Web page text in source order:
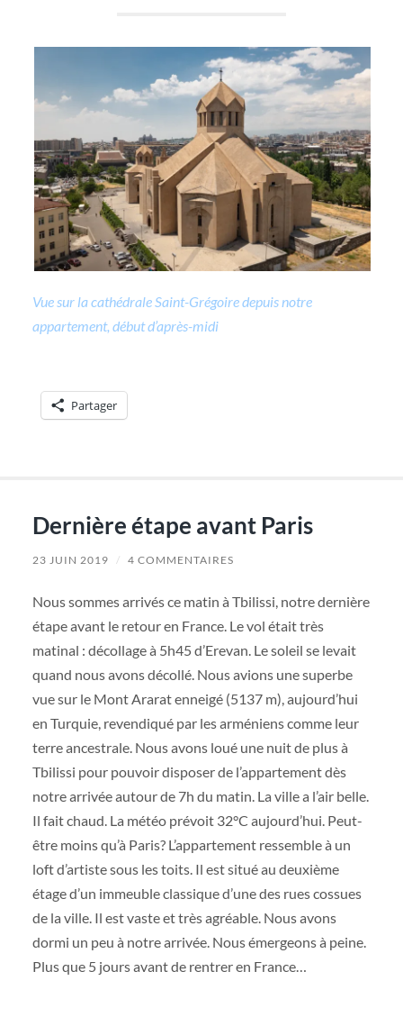
Vue sur la cathédrale Saint-Grégoire depuis notre
appartement, début d’après-midi
Partager
Dernière étape avant Paris
23 JUIN 2019 / 4 COMMENTAIRES
Nous sommes arrivés ce matin à Tbilissi, notre dernière
étape avant le retour en France. Le vol était très
matinal : décollage à 5h45 d’Erevan. Le soleil se levait
quand nous avons décollé. Nous avions une superbe
vue sur le Mont Ararat enneigé (5137 m), aujourd’hui
en Turquie, revendiqué par les arméniens comme leur
terre ancestrale. Nous avons loué une nuit de plus à
Tbilissi pour pouvoir disposer de l’appartement dès
notre arrivée autour de 7h du matin. La ville a l’air belle.
Il fait chaud. La météo prévoit 32°C aujourd’hui. Peut-
être moins qu’à Paris? L’appartement ressemble à un
loft d’artiste sous les toits. Il est situé au deuxième
étage d’un immeuble classique d’une des rues cossues
de la ville. Il est vaste et très agréable. Nous avons
dormi un peu à notre arrivée. Nous émergeons à peine.
Plus que 5 jours avant de rentrer en France…